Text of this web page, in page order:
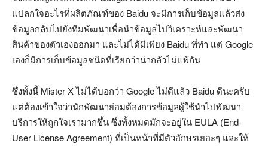
แปลกใจอะไรที่ผลิตภัณฑ์ของ Baidu จะมีการเก็บข้อมูลแล้วส่ง
ข้อมูลกลับไปยังทีมพัฒนาเพื่อนำข้อมูลไปวิเคราะห์และพัฒนา
สินค้าของตัวเองออกมา และไม่ได้มีเพียง Baidu ที่ทำ แต่ Google
เองก็มีการเก็บข้อมูลชนิดที่เรียกว่าน่ากลัวไม่แพ้กัน
ซึ่งทั้งนี้ Mister X ไม่ได้บอกว่า Google ไม่ดีแล้ว Baidu ดีนะครับ
แต่ต้องเข้าใจว่านักพัฒนาย่อมต้องการข้อมูลผู้ใช้นำไปพัฒนา
บริการให้ถูกใจเรามากขึ้น ซึ่งทั้งหมดมักจะอยู่ใน EULA (End-
User License Agreement) ที่เป็นหน้าที่มีตัวอักษรเยอะๆ และให้